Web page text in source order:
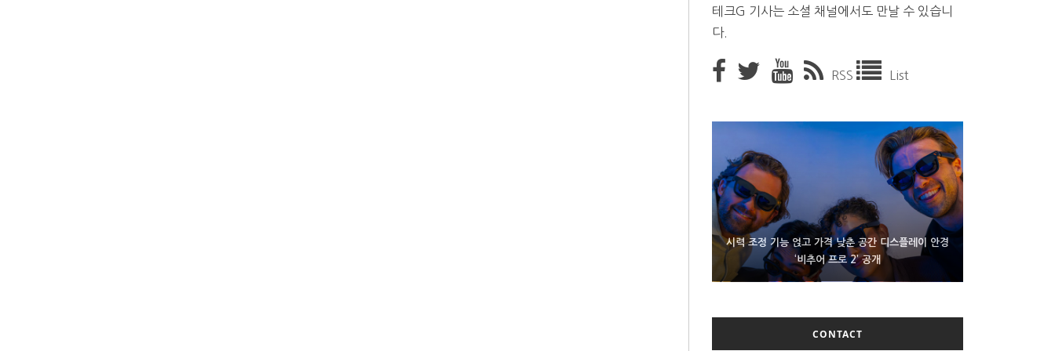
테크G 기사는 소셜 채널에서도 만날 수 있습니
다.
RSS List
시력 조정 기능 얹고 가격 낮춘 공간 디스플레이 안경
‘비추어 프로 2’ 공개
D램 부족에 10억달러어치 아이폰18 프로세서 패키징
대기 중
300~400달러 반지형 스피커 준비하는 오픈AI
CONTACT